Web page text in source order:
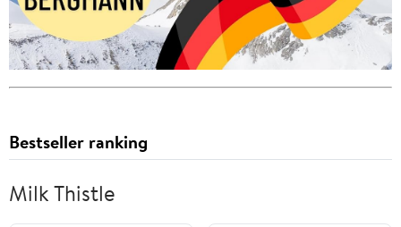
Bestseller ranking
Milk Thistle